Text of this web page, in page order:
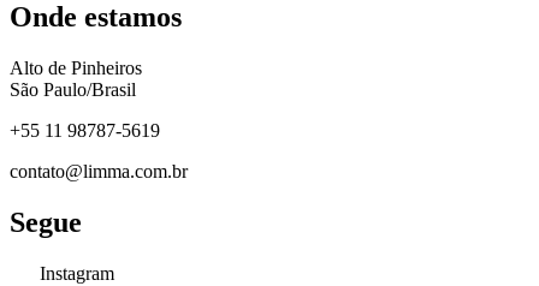
Onde estamos
Alto de Pinheiros
São Paulo/Brasil
+55 11 98787-5619
contato@limma.com.br
Segue
Instagram